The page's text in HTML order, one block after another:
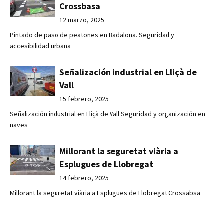
Crossbasa
12 marzo, 2025
Pintado de paso de peatones en Badalona. Seguridad y
accesibilidad urbana
Señalización industrial en Lliçà de
Vall
15 febrero, 2025
Señalización industrial en Lliçà de Vall Seguridad y organización en
naves
Millorant la seguretat viària a
Esplugues de Llobregat
14 febrero, 2025
Millorant la seguretat viària a Esplugues de Llobregat Crossabsa